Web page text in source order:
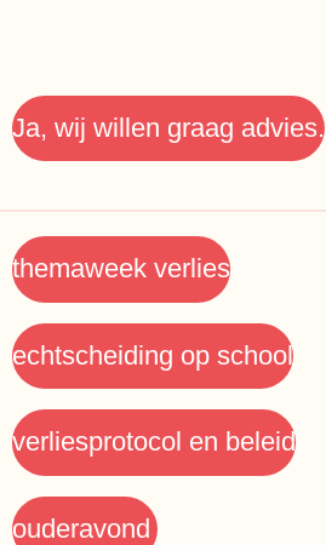
Ja, wij willen graag advies.
themaweek verlies
echtscheiding op school
verliesprotocol en beleid
ouderavond